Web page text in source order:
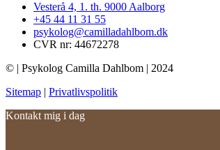
Vesterå 4, 1. th. 9000 Aalborg
+45 44 11 31 55
psykolog@camilladahlbom.dk
CVR nr: 44672278
© | Psykolog Camilla Dahlbom | 2024
Sitemap | Privatlivspolitik
Kontakt mig i dag